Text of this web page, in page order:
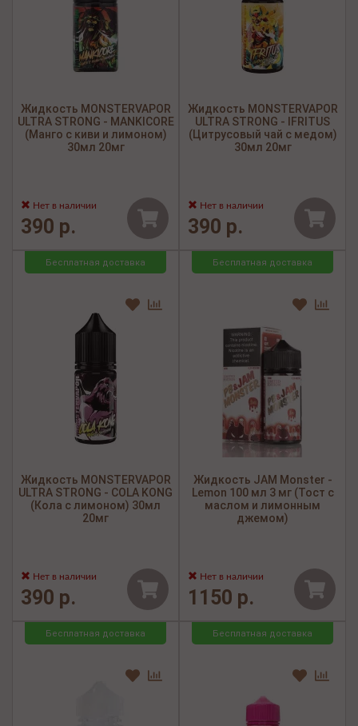
Жидкость MONSTERVAPOR
ULTRA STRONG - MANKICORE
(Манго c киви и лимоном)
30мл 20мг
Нет в наличии
390 р.
Жидкость MONSTERVAPOR
ULTRA STRONG - IFRITUS
(Цитрусовый чай с медом)
30мл 20мг
Нет в наличии
390 р.
Бесплатная доставка
Жидкость MONSTERVAPOR
ULTRA STRONG - COLA KONG
(Кола с лимоном) 30мл
20мг
Нет в наличии
390 р.
Бесплатная доставка
Жидкость JAM Monster -
Lemon 100 мл 3 мг (Тост с
маслом и лимонным
джемом)
Нет в наличии
1150 р.
Бесплатная доставка Бесплатная доставка